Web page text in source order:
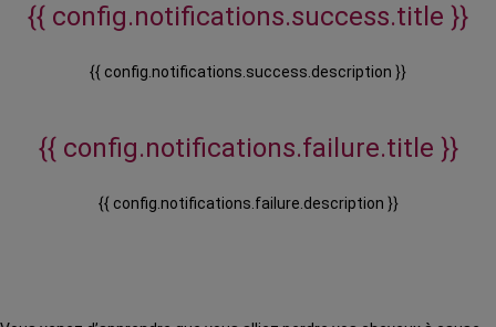
{{ config.notifications.success.title }}
{{ config.notifications.success.description }}
{{ config.notifications.failure.title }}
{{ config.notifications.failure.description }}